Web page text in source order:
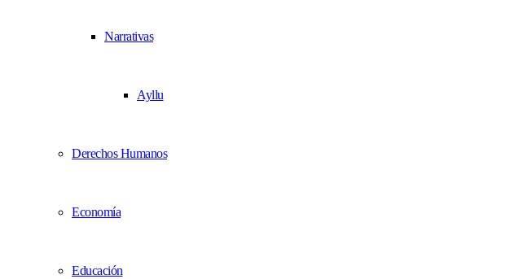
Narrativas
Ayllu
Derechos Humanos
Economía
Educación